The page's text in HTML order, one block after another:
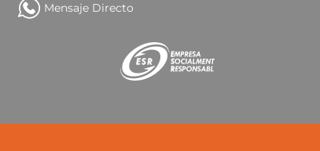
Mensaje Directo